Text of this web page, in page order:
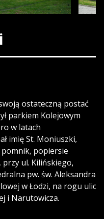
ostateczną postać
parkiem Kolejowym
w latach
imię St. Moniuszki,
popiersie
ul. Kilińskiego,
pw. św. Aleksandra
w Łodzi, na rogu ulic
i Narutowicza.